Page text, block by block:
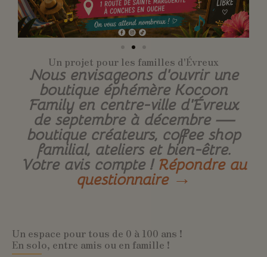
Un projet pour les familles d'Évreux
Nous envisageons d’ouvrir une
boutique éphémère Kocoon
Family en centre-ville d’Évreux
de septembre à décembre —
boutique créateurs, coffee shop
familial, ateliers et bien-être.
Votre avis compte !Répondre au
questionnaire →
Un espace pour tous de 0 à 100 ans !
En solo, entre amis ou en famille !